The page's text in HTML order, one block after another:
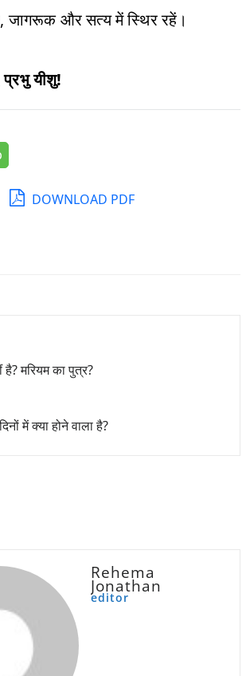
जागरूक और सत्य में स्थिर रहें।
यीशु!
DOWNLOAD PDF
है? मरियम का पुत्र?
में क्या होने वाला है?
Rehema
Jonathan
editor